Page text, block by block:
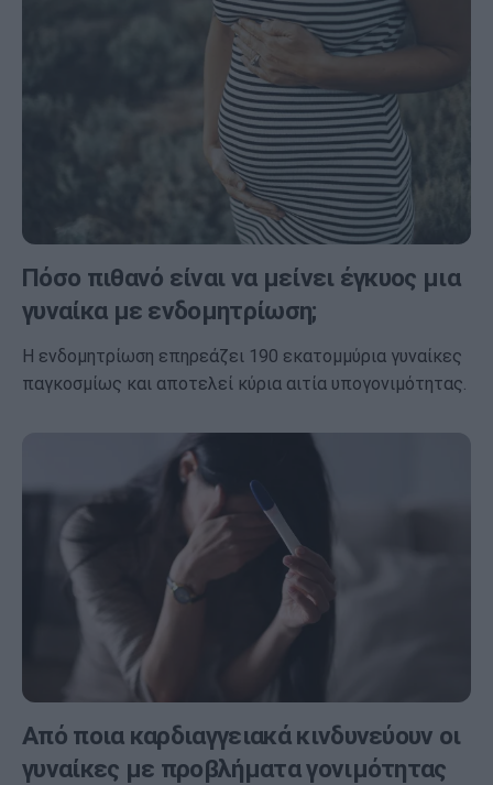
Πόσο πιθανό είναι να μείνει έγκυος μια
γυναίκα με ενδομητρίωση;
Η ενδομητρίωση επηρεάζει 190 εκατομμύρια γυναίκες
παγκοσμίως και αποτελεί κύρια αιτία υπογονιμότητας.
Από ποια καρδιαγγειακά κινδυνεύουν οι
γυναίκες με προβλήματα γονιμότητας